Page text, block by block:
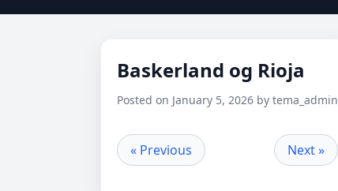
Baskerland og Rioja
Posted on January 5, 2026 by tema_admin
« Previous Next »